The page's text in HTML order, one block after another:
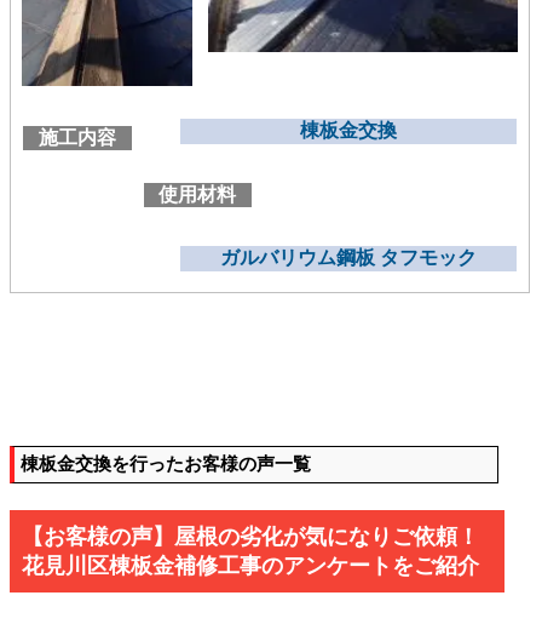
施工内容 棟板金交換
使用材料
ガルバリウム鋼板 タフモック
棟板金交換を行ったお客様の声一覧
【お客様の声】屋根の劣化が気になりご依頼！
花見川区棟板金補修工事のアンケートをご紹介